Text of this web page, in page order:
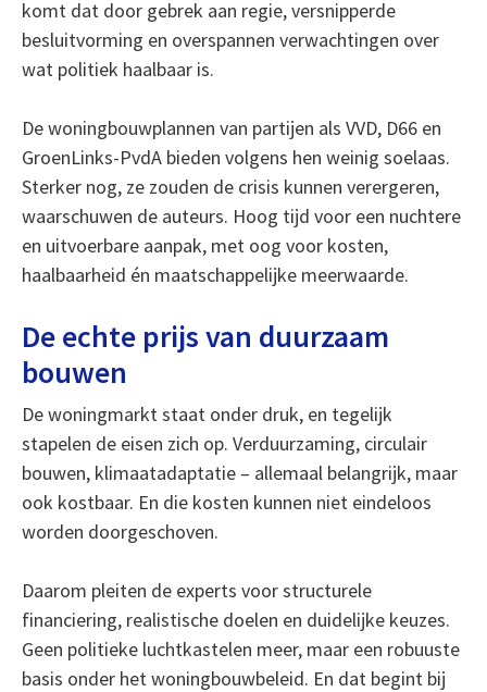
komt dat door gebrek aan regie, versnipperde
besluitvorming en overspannen verwachtingen over
wat politiek haalbaar is.
De woningbouwplannen van partijen als VVD, D66 en
GroenLinks-PvdA bieden volgens hen weinig soelaas.
Sterker nog, ze zouden de crisis kunnen verergeren,
waarschuwen de auteurs. Hoog tijd voor een nuchtere
en uitvoerbare aanpak, met oog voor kosten,
haalbaarheid én maatschappelijke meerwaarde.
De echte prijs van duurzaam
bouwen
De woningmarkt staat onder druk, en tegelijk
stapelen de eisen zich op. Verduurzaming, circulair
bouwen, klimaatadaptatie – allemaal belangrijk, maar
ook kostbaar. En die kosten kunnen niet eindeloos
worden doorgeschoven.
Daarom pleiten de experts voor structurele
financiering, realistische doelen en duidelijke keuzes.
Geen politieke luchtkastelen meer, maar een robuuste
basis onder het woningbouwbeleid. En dat begint bij